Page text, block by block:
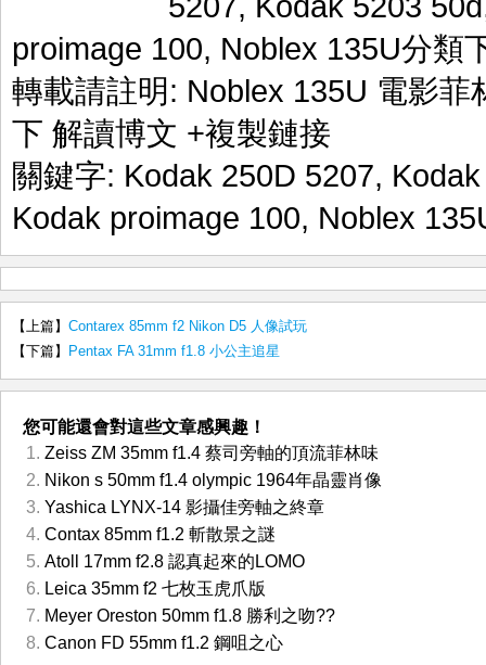
proimage 100, Noblex 135U分類
轉載請註明: Noblex 135U 電影菲
下 解讀博文 +複製鏈接
關鍵字: Kodak 250D 5207,
Kodak proimage 100, Noblex
【上篇】 Contarex 85mm f2 Nikon D5 人像試玩
【下篇】
Pentax FA 31mm f1.8 小公主追星
您可能還會對這些文章感興趣！
Zeiss ZM 35mm f1.4 蔡司旁軸的頂流菲林味
Nikon s 50mm f1.4 olympic 1964年晶靈肖像
Yashica LYNX-14 影攝佳旁軸之終章
Contax 85mm f1.2 斬散景之謎
Atoll 17mm f2.8 認真起來的LOMO
Leica 35mm f2 七枚玉虎爪版
Meyer Oreston 50mm f1.8 勝利之吻??
Canon FD 55mm f1.2 鋼咀之心